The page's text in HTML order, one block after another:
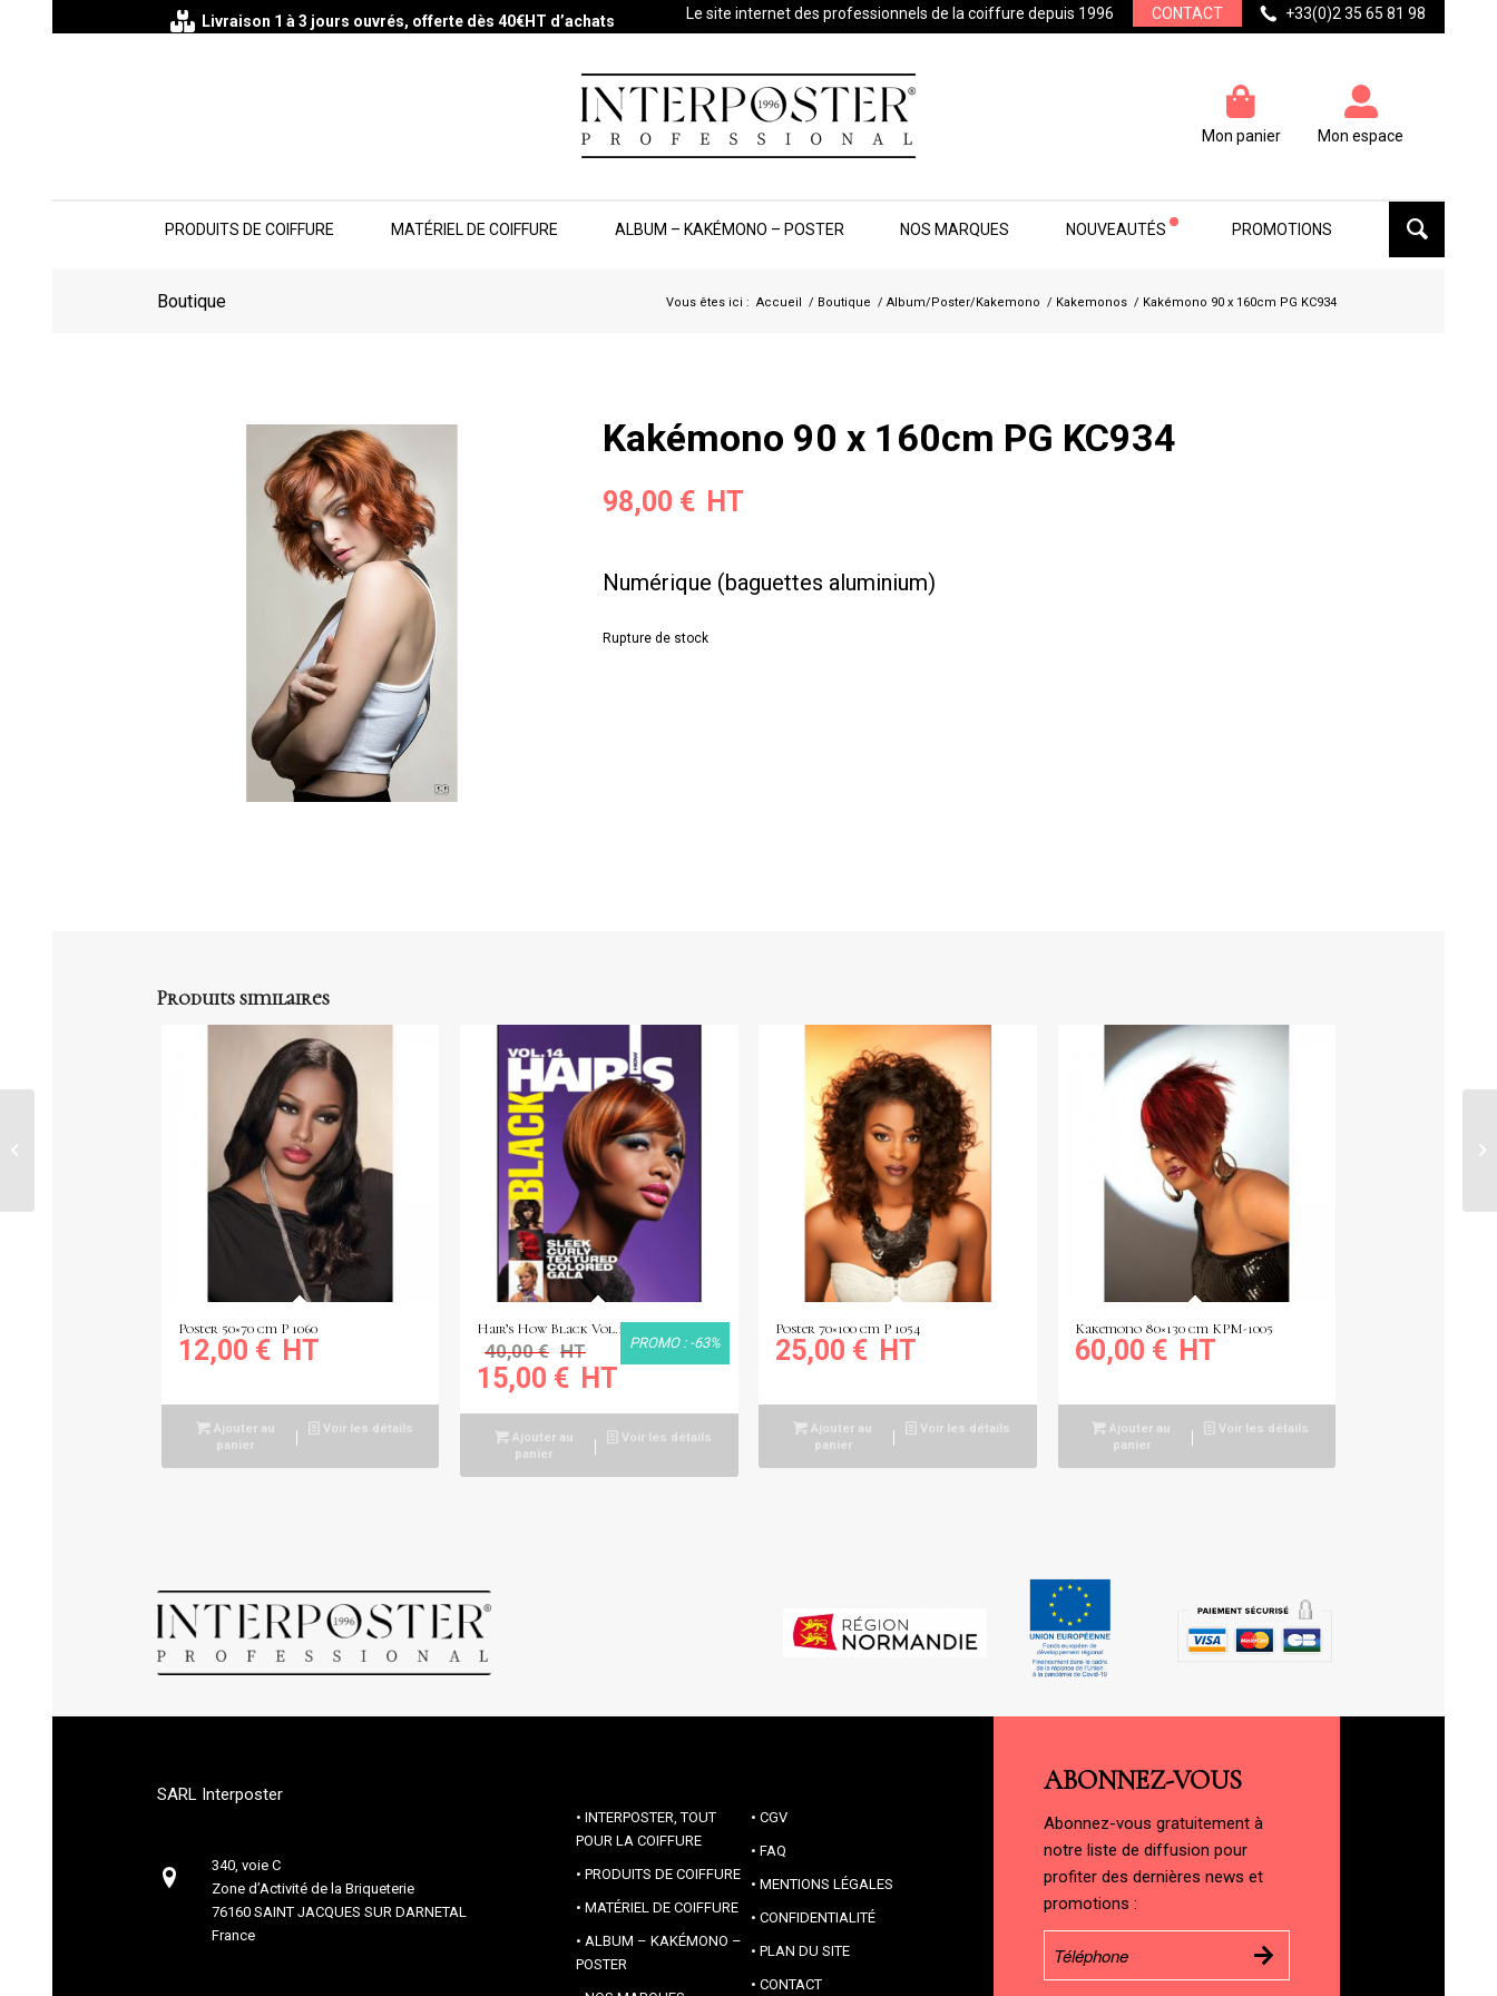
Livraison 1 à 3 jours ouvrés, offerte dès 40€HT d’achats Le site internet des professionnels de la coiffure depuis 1996 CONTACT +33(0)2 35 65 81 98
Mon panier Mon espace
PRODUITS DE COIFFURE MATÉRIEL DE COIFFURE ALBUM – KAKÉMONO – POSTER NOS MARQUES NOUVEAUTÉS PROMOTIONS
Boutique Vous êtes ici : Accueil / Boutique / Album/Poster/Kakemono / Kakemonos / Kakémono 90 x 160cm PG KC934
Kakémono 90 x 160cm PG KC934
98,00 €
Numérique (baguettes aluminium)
Rupture de stock
Produits similaires
Poster 50×70 cm P 1060
12,00 €
Ajouter au
panier
Voir les détails
Hair’s How Black Vol.14
40,00€
15,00 €
PROMO : -63%
Ajouter au
panier
Voir les détails
Poster 70×100 cm P 1054
25,00 €
Ajouter au
panier
Voir les détails
Kakemono 80×130 cm KPM-1005
60,00 €
Ajouter au
panier
Voir les détails
SARL Interposter
340, voie C
Zone d’Activité de la Briqueterie
76160 SAINT JACQUES SUR DARNETAL
France
INTERPOSTER, TOUT
POUR LA COIFFURE
PRODUITS DE COIFFURE
MATÉRIEL DE COIFFURE
ALBUM – KAKÉMONO –
POSTER
CGV
FAQ
MENTIONS LÉGALES
CONFIDENTIALITÉ
PLAN DU SITE
CONTACT
ABONNEZ-VOUS
Abonnez-vous gratuitement à
notre liste de diffusion pour
profiter des dernières news et
promotions :